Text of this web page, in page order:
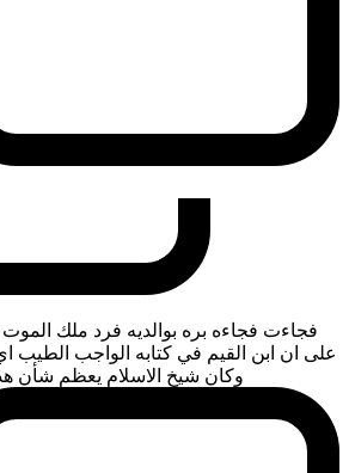
فجاءت فجاءه بره بوالديه فرد ملك الموت
على ان ابن القيم في كتابه الواجب الطيب
وكان شيخ الاسلام يعظم شأن